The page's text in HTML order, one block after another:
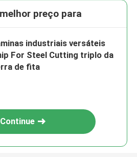
preço para
industriais versáteis
For Steel Cutting triplo da
de fita
Continue